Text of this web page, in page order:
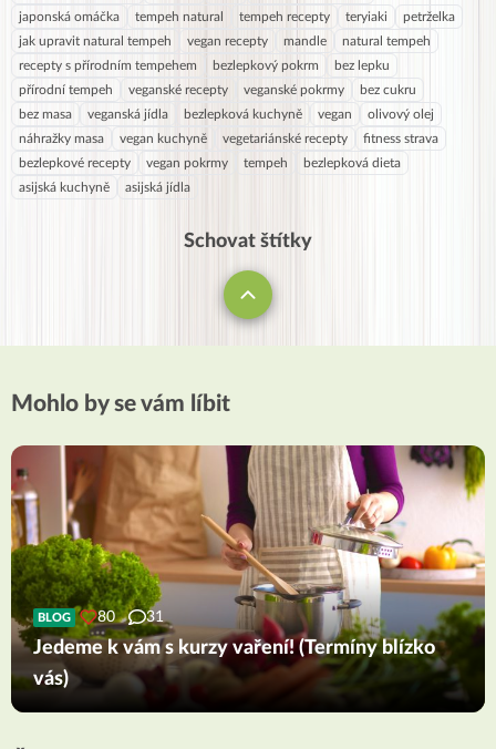
japonská omáčka
tempeh natural tempeh recepty teryiaki
petrželka
jak upravit natural tempeh
vegan recepty mandle
natural tempeh
recepty s přírodním tempehem
bezlepkový pokrm
bez lepku
přírodní tempeh
veganské recepty veganské pokrmy
bez cukru
bez masa
veganská jídla bezlepková kuchyně vegan
olivový olej
náhražky masa
vegan kuchyně vegetariánské recepty
fitness strava
bezlepkové recepty
vegan pokrmy tempeh
bezlepková dieta
asijská kuchyně
asijská jídla
Schovat štítky
Mohlo by se vám líbit
BLOG 80 31
Jedeme k vám s kurzy vaření! (Termíny blízko
vás)